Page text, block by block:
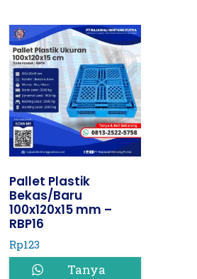
Pallet Plastik
Bekas/Baru
100x120x15 mm –
RBP16
Rp123
Tanya